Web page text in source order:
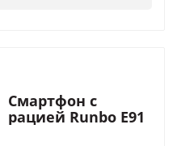
Смартфон с
рацией Runbo E91